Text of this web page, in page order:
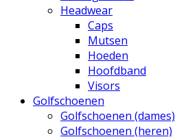
Headwear
Caps
Mutsen
Hoeden
Hoofdband
Visors
Golfschoenen
Golfschoenen (dames)
Golfschoenen (heren)